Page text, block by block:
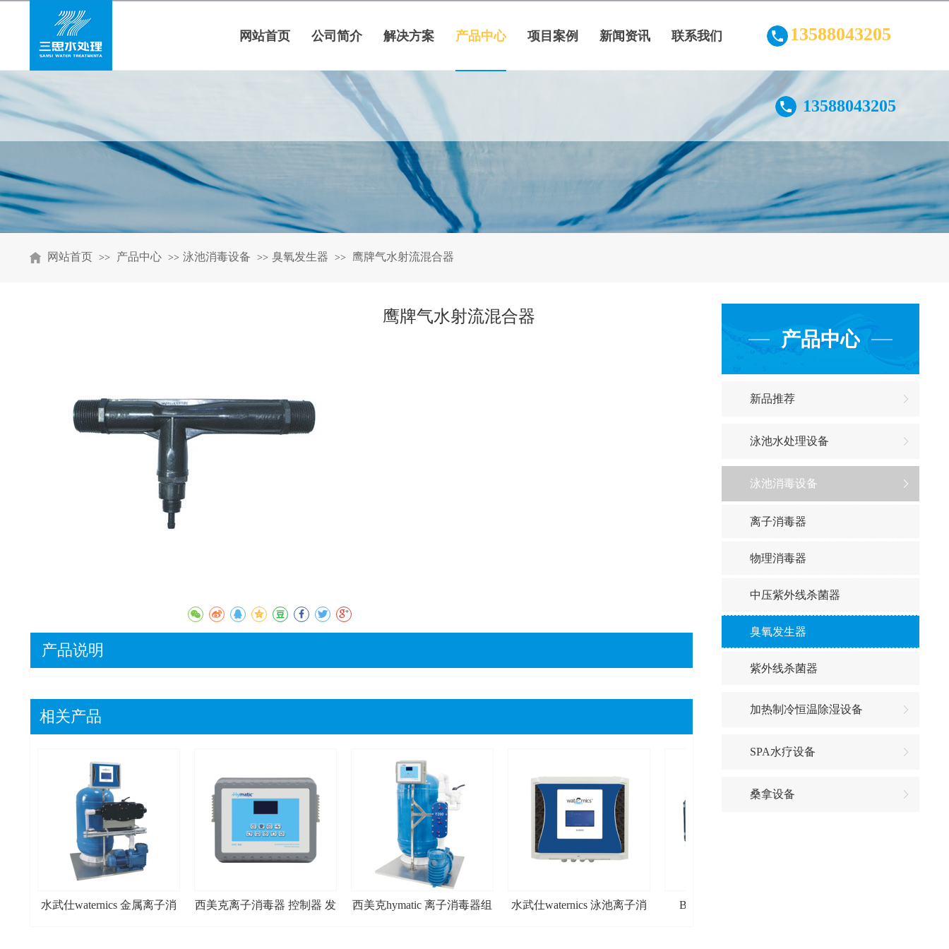
13588043205
网站首页 公司简介 解决方案 产品中心 项目案例 新闻资讯 联系我们
13588043205
网站首页 >> 产品中心 >> 泳池消毒设备 >> 臭氧发生器 >> 鹰牌气水射流混合器
产品中心
新品推荐
泳池水处理设备
泳池消毒设备
离子消毒器
物理消毒器
中压紫外线杀菌器
臭氧发生器
紫外线杀菌器
加热制冷恒温除湿设备
SPA水疗设备
桑拿设备
鹰牌气水射流混合器
产品说明
相关产品
水武仕waternics 金属离子消
西美克离子消毒器 控制器 发
西美克hymatic 离子消毒器组
水武仕waternics 泳池离子消
B-80金属离子水处理器